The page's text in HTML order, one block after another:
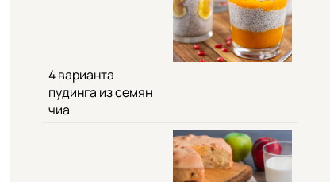
4 варианта
пудинга из семян
чиа